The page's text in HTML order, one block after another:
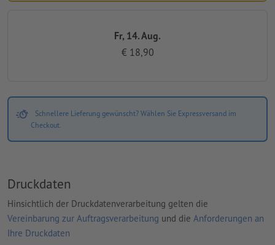
Fr, 14. Aug.
€ 18,90
Schnellere Lieferung gewünscht? Wählen Sie Expressversand im
Checkout.
Druckdaten
Hinsichtlich der Druckdatenverarbeitung gelten die
Vereinbarung zur Auftragsverarbeitung und die Anforderungen an
Ihre Druckdaten